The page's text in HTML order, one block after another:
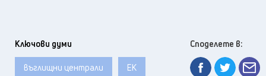
Ключови думи
въглищни централи ЕК
Споделете в: